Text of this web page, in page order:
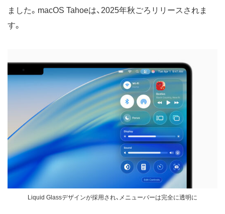
ました。macOS Tahoeは、2025年秋ごろリリースされま
す。
Liquid Glassデザインが採用され、メニューバーは完全に透明に